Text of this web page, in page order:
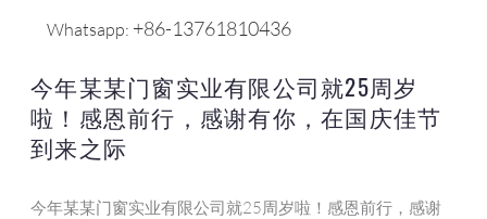
Whatsapp: +86-13761810436
今年某某门窗实业有限公司就25周岁
啦！感恩前行，感谢有你，在国庆佳节
到来之际
今年某某门窗实业有限公司就25周岁啦！感恩前行，感谢